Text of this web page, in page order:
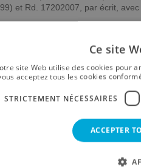
et Rd. 17202007, par écrit,
extrémités par la législation
tiers pour vous fournir une
la génération de cookies
votre navigateur, il est possible
Ce site
site Web utilise des cookies pour
acceptez tous les cookies
STRICTEMENT NÉCESSAIRES
ACCEPTER